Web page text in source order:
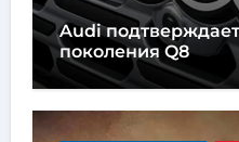
Audi
поколения Q8